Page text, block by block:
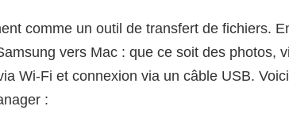
comme un outil de transfert de fichiers.
vers Mac : que ce soit des photos,
Wi-Fi et connexion via un câble USB.
: